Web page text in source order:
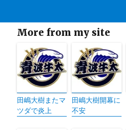
More from my site
田嶋大樹またマ
ツダで炎上
田嶋大樹開幕に
不安